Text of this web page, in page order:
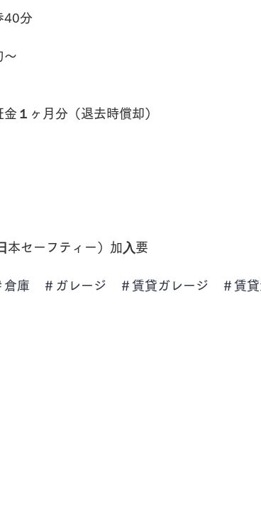
40分
～
１ヶ月分（退去時償却）
本セーフティー）加⼊要
庫　＃ガレージ　＃賃貸ガレージ　＃賃